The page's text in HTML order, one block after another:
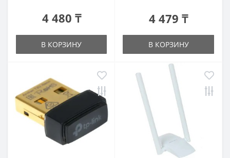
4 480 ₸
В КОРЗИНУ
4 479 ₸
В КОРЗИНУ